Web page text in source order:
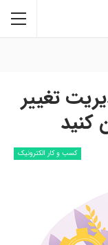
تغییر
کنید
کسب و کار الکترونیک